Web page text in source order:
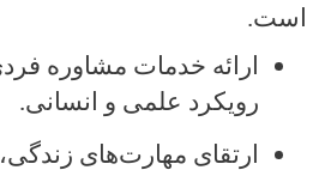
است.
ارائه خدمات مشاوره
رویکرد علمی و انسانی.
ارتقای مهارت‌های